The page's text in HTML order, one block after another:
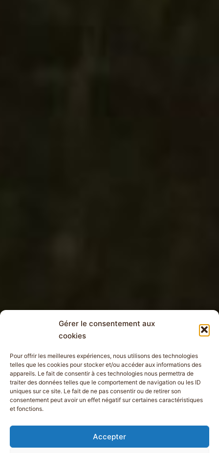
Gérer le consentement aux
cookies
Pour offrir les meilleures expériences, nous utilisons des technologies
telles que les cookies pour stocker et/ou accéder aux informations des
appareils. Le fait de consentir à ces technologies nous permettra de
traiter des données telles que le comportement de navigation ou les ID
uniques sur ce site. Le fait de ne pas consentir ou de retirer son
consentement peut avoir un effet négatif sur certaines caractéristiques
et fonctions.
Accepter